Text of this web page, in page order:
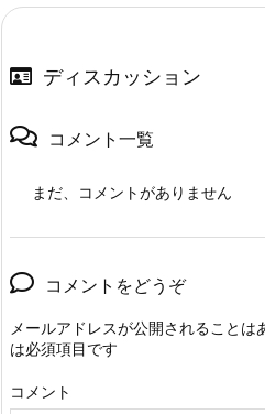
ディスカッション
コメント一覧
まだ、コメントがありません
コメントをどうぞ
メールアドレスが公開されることは
は必須項目です
コメント